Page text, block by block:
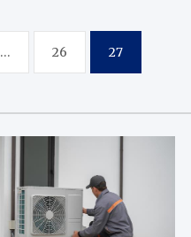
… 26 27